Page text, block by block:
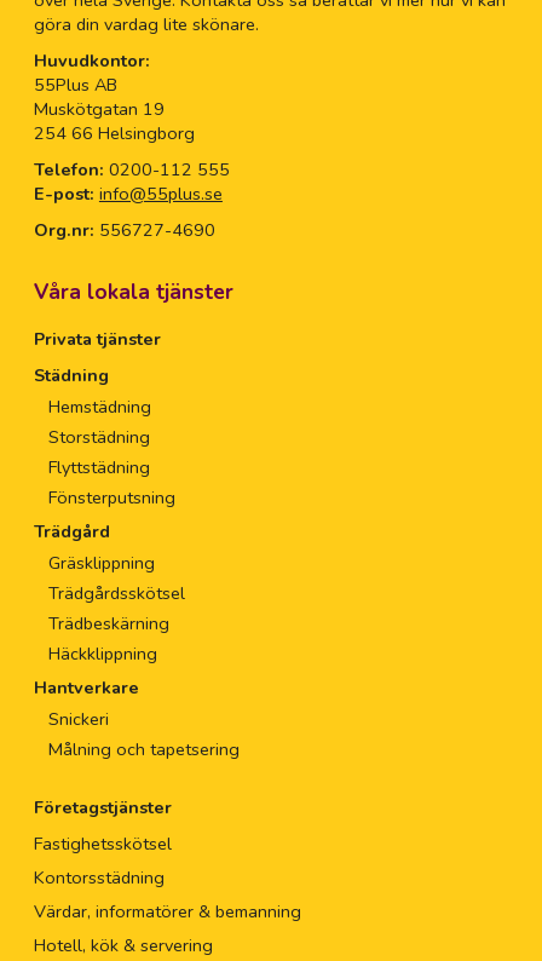
göra din vardag lite skönare.
Huvudkontor:
55Plus AB
Muskötgatan 19
254 66 Helsingborg
Telefon: 0200-112 555
E-post: info@55plus.se
Org.nr: 556727-4690
Våra lokala tjänster
Privata tjänster
Städning
Hemstädning
Storstädning
Flyttstädning
Fönsterputsning
Trädgård
Gräsklippning
Trädgårdsskötsel
Trädbeskärning
Häckklippning
Hantverkare
Snickeri
Målning och tapetsering
Företagstjänster
Fastighetsskötsel
Kontorsstädning
Värdar, informatörer & bemanning
Hotell, kök & servering